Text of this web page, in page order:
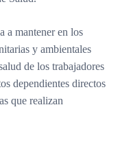
a mantener en los
y ambientales
de los trabajadores
dependientes directos
que realizan